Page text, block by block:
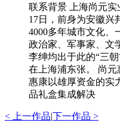
联系背景 上海尚元实
17日，前身为安徽兴
4000多年城市文化、
政治家、军事家、文
李绅均出于此的“三
在上海浦东张。 尚
惠康以雄厚资金的实
品礼盒集成解决
< 上一作品|下一作品 >